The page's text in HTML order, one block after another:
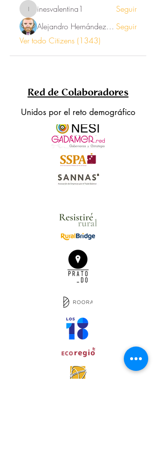
inesvalentina1
inesvalentina1
Seguir
Alejandro Hernández Renner Seguir
Ver todo Citizens (1343)
Red de Colaboradores
Unidos por el reto demográfico